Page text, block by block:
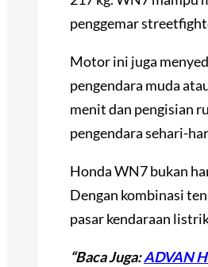
penggemar
Motor ini juga
pengendara muda
menit dan pengisian
pengendara sehari-
Honda WN7 bukan
Dengan kombinasi
pasar kendaraan
“Baca Juga:ADVAN